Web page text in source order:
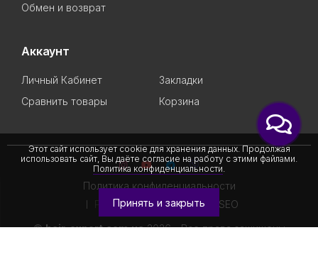
Этот сайт использует cookie для хранения данных. Продолжая
использовать сайт, Вы даёте согласие на работу с этими файлами.
Политика конфиденциальности.
Принять и закрыть
Обмен и возврат
Аккаунт
Личный Кабинет
Закладки
Сравнить товары
Корзина
©hair-expert.com.ua2026 - Все права защищены
Политика конфиденциальности
Разработано Академией SEO